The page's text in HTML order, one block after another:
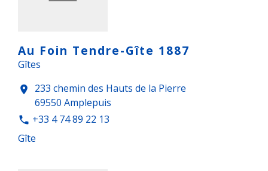
Au Foin Tendre-Gîte 1887
Gîtes
location_on
233 chemin des Hauts de la Pierre
69550 Amplepuis
phone +33 4 74 89 22 13
Gîte